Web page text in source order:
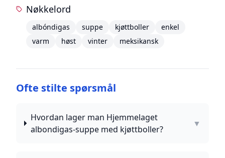
Nøkkelord
albóndigas suppe kjøttboller
enkel
varm
høst vinter meksikansk
Ofte stilte spørsmål
Hvordan lager man Hjemmelaget
albondigas-suppe med kjøttboller?
▼